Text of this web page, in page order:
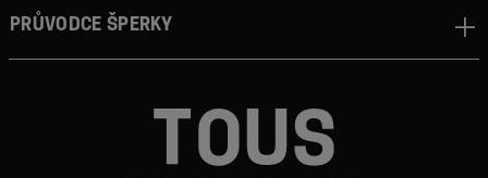
Průvodce šperky